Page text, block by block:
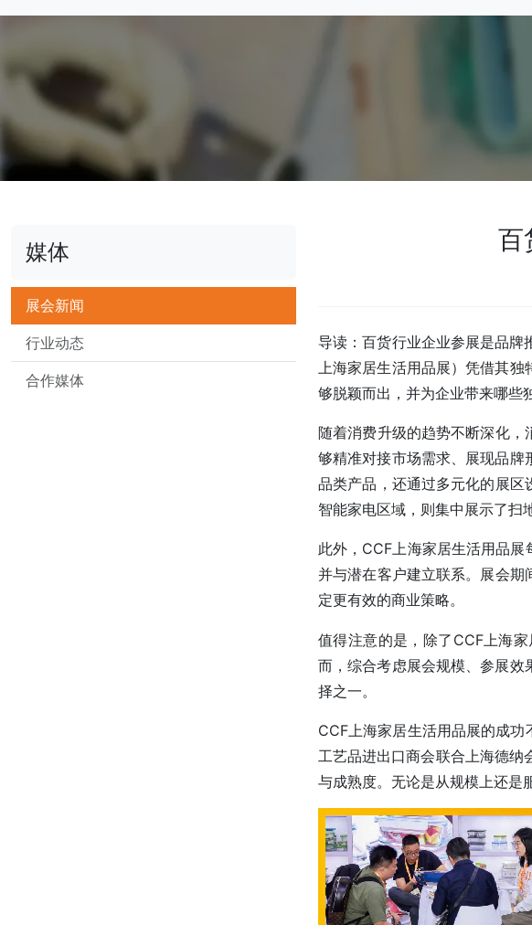
媒体
展会新闻
行业动态
合作媒体
百
导读：百货行业企业参展是品
上海家居生活用品展）凭借其
够脱颖而出，并为企业带来哪些
随着消费升级的趋势不断深化
够精准对接市场需求、展现品
品类产品，还通过多元化的展
智能家电区域，则集中展示了扫
此外，CCF上海家居生活用品
并与潜在客户建立联系。展会
定更有效的商业策略。
值得注意的是，除了CCF上海
而，综合考虑展会规模、参展
择之一。
CCF上海家居生活用品展的成
工艺品进出口商会联合上海德
与成熟度。无论是从规模上还是